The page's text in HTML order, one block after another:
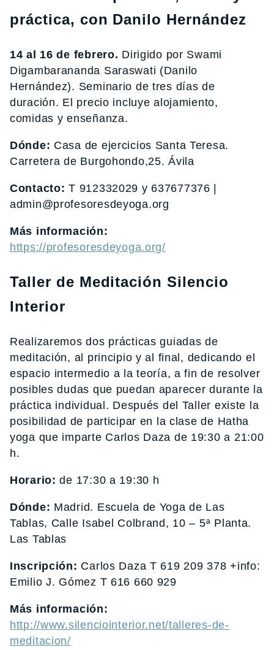
práctica, con Danilo Hernández
14 al 16 de febrero. Dirigido por Swami
Digambarananda Saraswati (Danilo
Hernández). Seminario de tres días de
duración. El precio incluye alojamiento,
comidas y enseñanza.
Dónde: Casa de ejercicios Santa Teresa.
Carretera de Burgohondo,25. Ávila
Contacto: T 912332029 y 637677376 |
admin@profesoresdeyoga.org
Más información:
https://profesoresdeyoga.org/
Taller de Meditación Silencio
Interior
Realizaremos dos prácticas guiadas de
meditación, al principio y al final, dedicando el
espacio intermedio a la teoría, a fin de resolver
posibles dudas que puedan aparecer durante la
práctica individual. Después del Taller existe la
posibilidad de participar en la clase de Hatha
yoga que imparte Carlos Daza de 19:30 a 21:00
h.
Horario: de 17:30 a 19:30 h
Dónde: Madrid. Escuela de Yoga de Las
Tablas, Calle Isabel Colbrand, 10 – 5ª Planta.
Las Tablas
Inscripción: Carlos Daza T 619 209 378 +info:
Emilio J. Gómez T 616 660 929
Más información:
http://www.silenciointerior.net/talleres-de-
meditacion/